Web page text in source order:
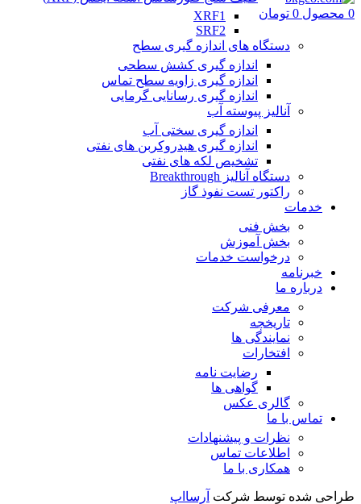
0 محصول 0 تومان
XRF1
SRF2
دستگاه های اندازه گیری سطح
اندازه گیری کشش سطحی
اندازه گیری زاویه سطح تماس
اندازه گیری رسانایی گرمایی
آنالیز پیوسته آب
اندازه گیری سختی آب
اندازه گیری هیدروکربن های نفتی
تشخیص لکه های نفتی
دستگاه آنالیز Breakthrough
راکتور تست نفوذ گاز
خدمات
بخش فنی
بخش آموزش
درخواست خدمات
خبرنامه
درباره ما
معرفی شرکت
تاریخچه
نمایندگی ها
افتخارات
رضایت نامه
گواهی ها
گالری عکس
تماس با ما
نظرات و پیشنهادات
اطلاعات تماس
همکاری با ما
طراحی شده توسط شرکت آرسااپ